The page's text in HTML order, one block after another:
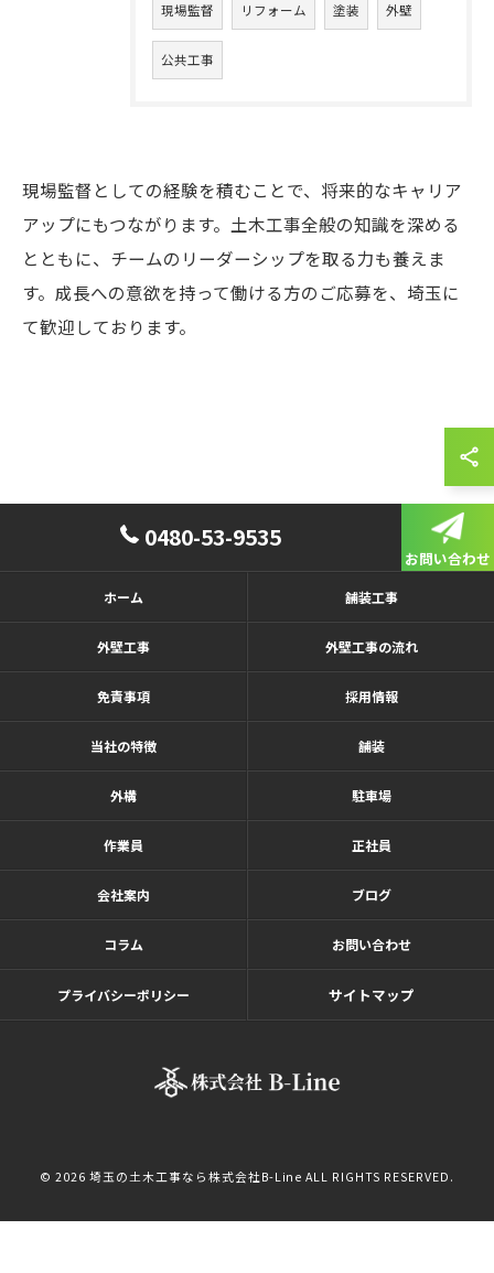
現場監督 リフォーム 塗装 外壁
公共工事
現場監督としての経験を積むことで、将来的なキャリア
アップにもつながります。土木工事全般の知識を深める
とともに、チームのリーダーシップを取る力も養えま
す。成長への意欲を持って働ける方のご応募を、埼玉に
て歓迎しております。
0480-53-9535
お問い合わせ
ホーム 舗装工事
外壁工事 外壁工事の流れ
免責事項 採用情報
当社の特徴 舗装
外構 駐車場
作業員 正社員
会社案内 ブログ
コラム お問い合わせ
プライバシーポリシー サイトマップ
© 2026 埼玉の土木工事なら株式会社B-Line ALL RIGHTS RESERVED.